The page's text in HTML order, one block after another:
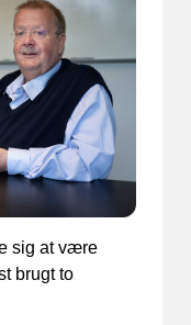
sig at være
brugt to